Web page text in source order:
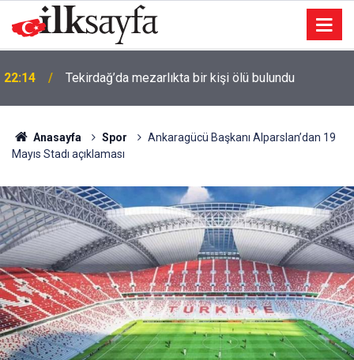
22:14 Tekirdağ’da mezarlıkta bir kişi ölü bulundu
Anasayfa Spor
Ankaragücü Başkanı Alparslan’dan 19
Mayıs Stadı açıklaması